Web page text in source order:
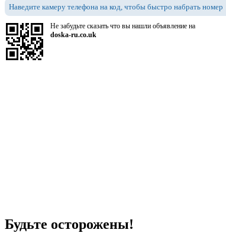
Наведите камеру телефона на код, чтобы быстро набрать номер
Не забудьте сказать что вы нашли объявление на
doska-ru.co.uk
Будьте осторожены!